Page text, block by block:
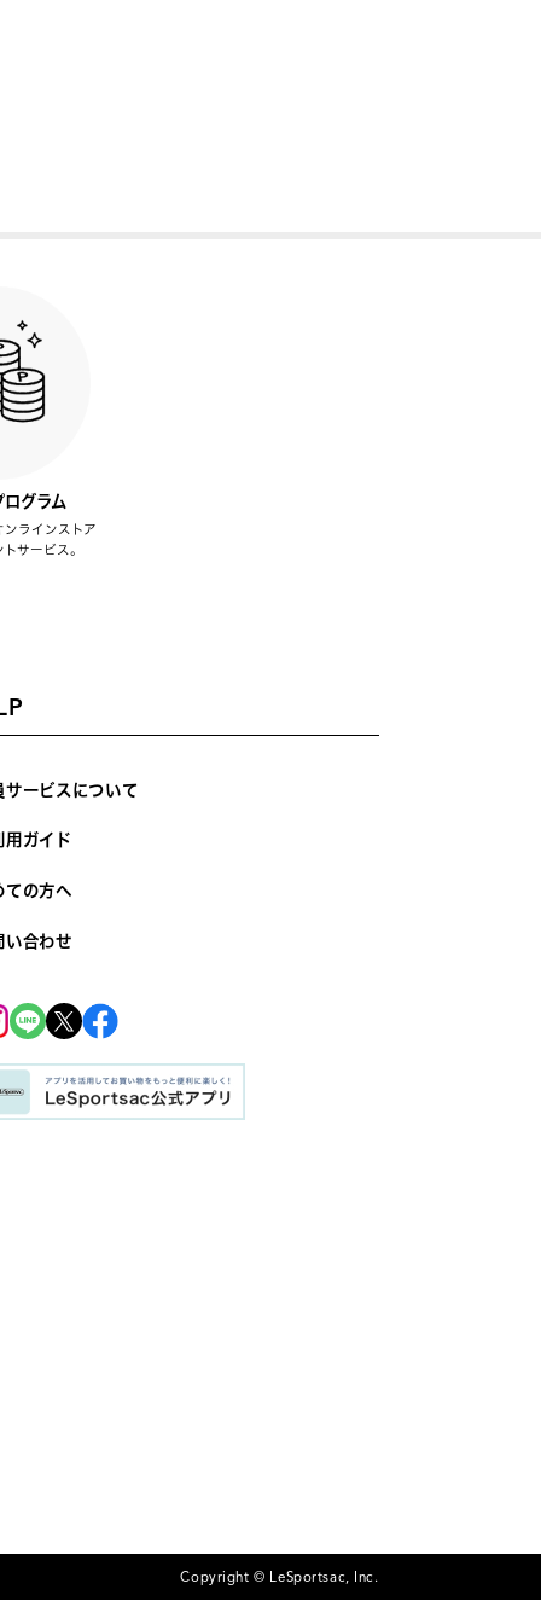
ログラム
ラインストア
サービス。
サービスについて
用ガイド
ての方へ
い合わせ
Copyright © LeSportsac, Inc.